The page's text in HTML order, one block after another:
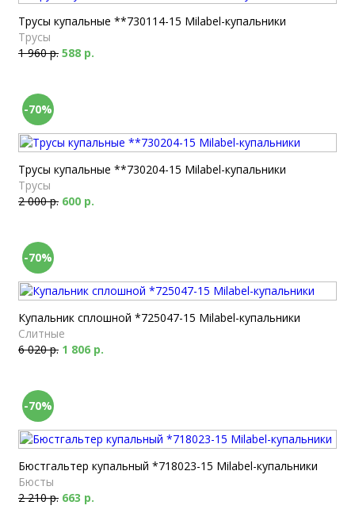
Трусы купальные **730114-15 Milabel-купальники
Трусы
1 960 р. 588 р.
-70%
Трусы купальные **730204-15 Milabel-купальники
Трусы
2 000 р. 600 р.
-70%
Купальник сплошной *725047-15 Milabel-купальники
Слитные
6 020 р. 1 806 р.
-70%
Бюстгальтер купальный *718023-15 Milabel-купальники
Бюсты
2 210 р. 663 р.